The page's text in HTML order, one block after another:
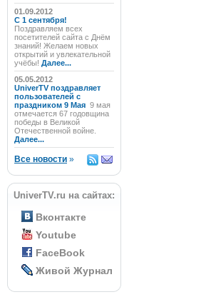
01.09.2012
C 1 сентября!
Поздравляем всех
посетителей сайта с Днём
знаний! Желаем новых
открытий и увлекательной
учёбы! Далее...
05.05.2012
UniverTV поздравляет
пользователей с
праздником 9 Мая 9 мая
отмечается 67 годовщина
победы в Великой
Отечественной войне.
Далее...
Все новости »
UniverTV.ru на сайтах:
Вконтакте
Youtube
FaceBook
Живой Журнал